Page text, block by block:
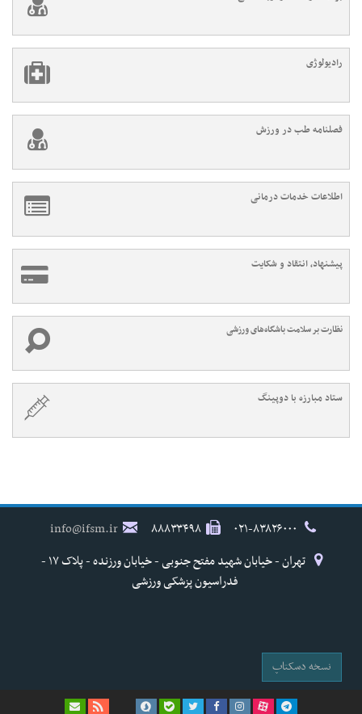
رادیولوژی
فصلنامه طب در ورزش
اطلاعات خدمات درمانی
پیشنهاد، انتقاد و شکایت
نظارت بر سلامت باشگاه‌های ورزشی
ستاد مبارزه با دوپینگ
۸۸۸۳۳۴۹۸
info@ifsm.ir
تهران - خیابان شهید مفتح جنوبی - خیابان ورزنده - پلاک ۱۷ -
فدراسیون پزشکی ورزشی
نسخه دسکتاپ